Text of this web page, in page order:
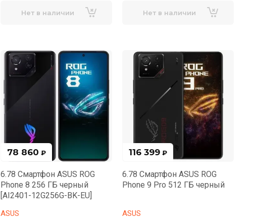
Нет в наличии Нет в наличии
78 860 ₽
6.78 Смартфон ASUS ROG
Phone 8 256 ГБ черный
[AI2401-12G256G-BK-EU]
ASUS
116 399 ₽
6.78 Смартфон ASUS ROG
Phone 9 Pro 512 ГБ черный
ASUS